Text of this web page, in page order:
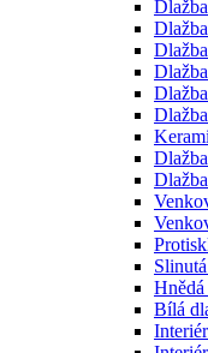
Bílá